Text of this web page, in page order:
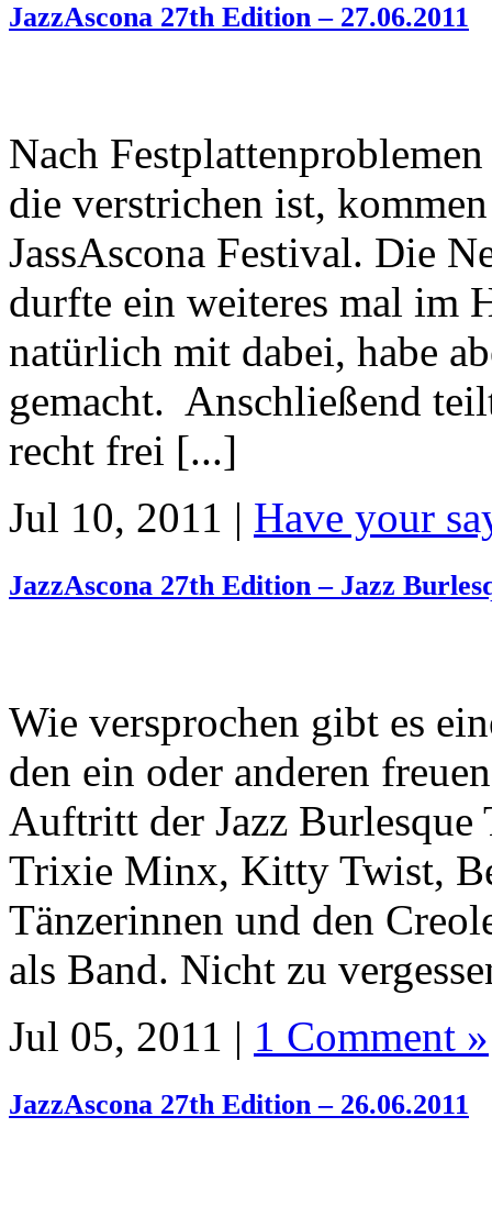
JazzAscona 27th Edition – 27.06.2011
Nach
die verstrichen ist,
JassAscona Festival. Die
durfte ein weiteres mal im
natürlich mit dabei, habe
gemacht. Anschließend
recht frei [...]
Jul 10, 2011 | Have your
JazzAscona 27th Edition – Jazz
Wie versprochen gibt es
den ein oder anderen
Auftritt der Jazz Burlesque
Trixie Minx, Kitty Twist,
Tänzerinnen und den
als Band. Nicht zu
Jul 05, 2011 | 1 Comment »
JazzAscona 27th Edition – 26.06.2011